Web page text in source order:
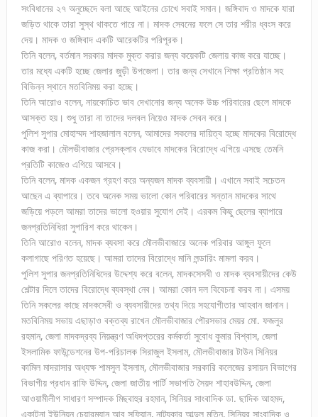
সংবিধানের ২৭ অনুচ্ছেদে বলা আছে আইনের চোখে সবাই সমান। জঙ্গিবাদ ও মাদকে যারা
জড়িত থাকে তারা সুস্থ থাকতে পারে না। মাদক সেবনের ফলে সে তার শরীর ধ্বংস করে
দেয়। মাদক ও জঙ্গিবাদ একটি আরেকটির পরিপূরক।
তিনি বলেন, বর্তমান সরকার মাদক মুক্ত করার জন্য কয়েকটি জেলায় কাজ করে যাচ্ছে।
তার মধ্যে একটি হচ্ছে জেলার জুড়ী উপজেলা। তার জন্য সেখানে শিক্ষা প্রতিষ্ঠান সহ
বিভিন্ন স্থানে মতবিনিময় করা হচ্ছে।
তিনি আরোও বলেন, নায়কোচিত ভাব দেখানোর জন্য অনেক উচ্চ পরিবারের ছেলে মাদকে
আসক্ত হয়। শুধু তারা না তাদের দলবল নিয়েও মাদক সেবন করে।
পুলিশ সুপার মোহাম্মদ শাহজালাল বলেন, আমাদের সকলের দায়িত্ব হচ্ছে মাদকের বিরোদ্ধে
কাজ করা। মৌলভীবাজার প্রেসক্লাব যেভাবে মাদকের বিরোদ্ধে এগিয়ে এসছে তেমনি
প্রতিটি কাজেও এগিয়ে আসবে।
তিনি বলেন, মাদক একজন গ্রহণ করে অন্যজন মাদক ব্যবসায়ী। এখানে সবাই সচেতন
আছেন এ ব্যাপারে। তবে অনেক সময় ভালো কোন পরিবারের সন্তান মাদকের সাথে
জড়িয়ে পড়লে আমরা তাদের ভালো হওয়ার সুযোগ দেই। এরকম কিছু ছেলের ব্যাপারে
জনপ্রতিনিধিরা সুপারিশ করে থাকেন।
তিনি আরোও বলেন, মাদক ব্যবসা করে মৌলভীবাজারে অনেক পরিবার আঙ্গুল ফুলে
কলাগাছে পরিণত হয়েছে। আমরা তাদের বিরোদ্ধে মানি লন্ডারিং মামলা করব।
পুলিশ সুপার জনপ্রতিনিধিদের উদ্দেশ্য করে বলেন, মাদকসেসবী ও মাদক ব্যবসায়ীদের কেউ
শেল্টার দিলে তাদের বিরোদ্ধে ব্যবস্থা নেব। আমরা কোন দল বিবেচনা করব না। এসময়
তিনি সকলের কাছে মাদকসেবী ও ব্যবসায়ীদের তথ্য দিয়ে সহযোগীতার আহবান জানান।
মতবিনিময় সভায় এছাড়াও বক্তব্য রাখেন মৌলভীবাজার পৌরসভার মেয়র মো. ফজলুর
রহমান, জেলা মাদকদ্রব্য নিয়ন্ত্রণ অধিদপ্তরের কর্মকর্তা সুবোধ কুমার বিশ্বাস, জেলা
ইসলামিক ফাউন্ডেশনের উপ-পরিচালক সিরাজুল ইসলাম, মৌলভীবাজার টাউন সিনিয়র
কামিল মাদরাসার অধ্যক্ষ শামসুল ইসলাম, মৌলভীবাজার সরকারি কলেজের রসায়ন বিভাগের
বিভাগীয় প্রধান রাফি উদ্দিন, জেলা জাতীয় পার্টি সভাপতি সৈয়দ শাহাবউদ্দিন, জেলা
আওয়ামীলীগ সাধারণ সম্পাদক মিছবাহুর রহমান, সিনিয়র সাংবাদিক ডা. ছাদিক আহমদ,
একাটুনা ইউনিয়ন চেয়ারম্যান আবু সুফিয়ান, নাট্যকার আব্দুল মতিন, সিনিয়র সাংবাদিক ও